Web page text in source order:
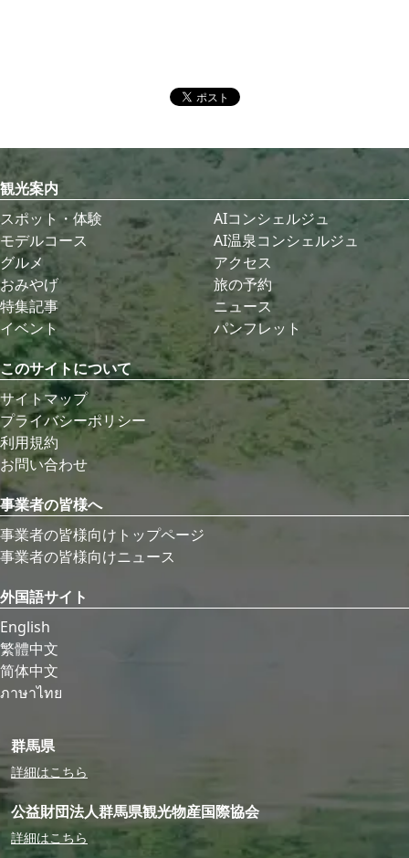
観光案内
スポット・体験
モデルコース
グルメ
おみやげ
特集記事
イベント
AIコンシェルジュ
AI温泉コンシェルジュ
アクセス
旅の予約
ニュース
パンフレット
このサイトについて
サイトマップ
プライバシーポリシー
利用規約
お問い合わせ
事業者の皆様へ
事業者の皆様向けトップページ
事業者の皆様向けニュース
外国語サイト
English
繁體中文
简体中文
ภาษาไทย
群馬県
詳細はこちら
公益財団法人群馬県観光物産国際協会
詳細はこちら